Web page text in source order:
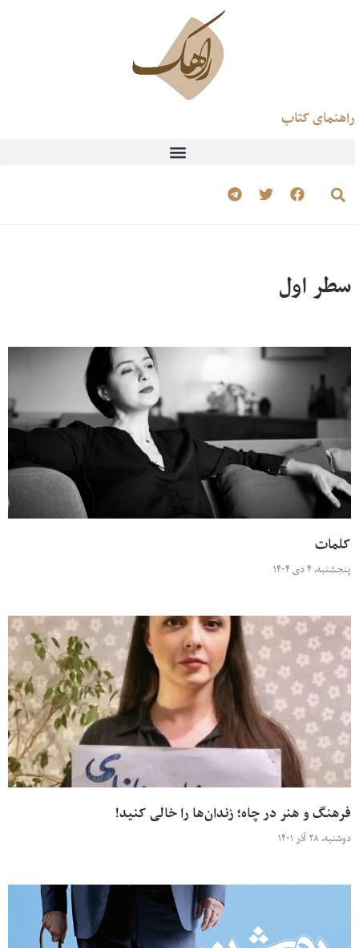
راهنمای کتاب
سطر اول
کلمات
پنجشنبه، ۴ دی ۱۴۰۴
فرهنگ و هنر در چاه؛ زندان‌ها را خالی کنید!
دوشنبه، ۲۸ آذر ۱۴۰۱